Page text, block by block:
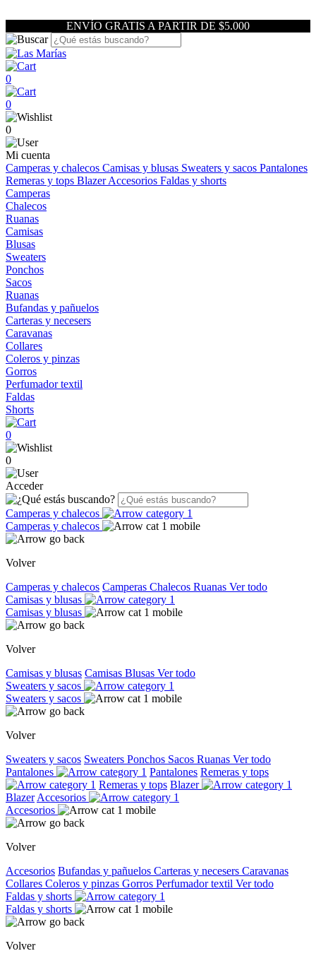
ENVÍO GRATIS A PARTIR DE $5.000
0
0
0
Mi cuenta
Camperas y chalecos Camisas y blusas Sweaters y sacos Pantalones
Remeras y tops BlazerAccesorios Faldas y shorts
Camperas
Chalecos
Ruanas
Camisas
Blusas
Sweaters
Ponchos
Sacos
Ruanas
Bufandas y pañuelos
Carteras y necesers
Caravanas
Collares
Coleros y pinzas
Gorros
Perfumador textil
Faldas
Shorts
0
0
Acceder
Camperas y chalecos
Camperas y chalecos
Volver
Camperas y chalecos Camperas Chalecos Ruanas Ver todo
Camisas y blusas
Camisas y blusas
Volver
Camisas y blusas Camisas Blusas Ver todo
Sweaters y sacos
Sweaters y sacos
Volver
Sweaters y sacos Sweaters Ponchos Sacos Ruanas Ver todo
Pantalones
Pantalones Remeras y tops
Remeras y tops Blazer
Blazer Accesorios
Accesorios
Volver
Accesorios Bufandas y pañuelos Carteras y necesers Caravanas
Collares Coleros y pinzas Gorros Perfumador textil Ver todo
Faldas y shorts
Faldas y shorts
Volver